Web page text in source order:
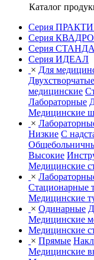
Каталог
Серия
Серия
Серия
Серия ИДЕАЛ
× Для
Двухстворчатые
медицинские
Лабораторные
Медицинские
×
Низкие С
Высокие
Медицинские
×
Стационарные
Медицинские
× Одинарные
Медицинские
Медицинские
× Прямые
Медицинские